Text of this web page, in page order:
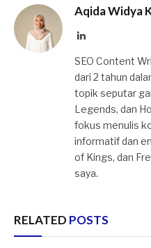
Aqida Widya
LinkedIn
SEO Content
dari 2 tahun
topik seputar
Legends, dan
fokus menulis
informatif dan
of Kings, dan
saya.
RELATED POSTS